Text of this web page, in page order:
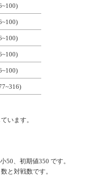
います。
50、初期値350 です。
と対戦数です。